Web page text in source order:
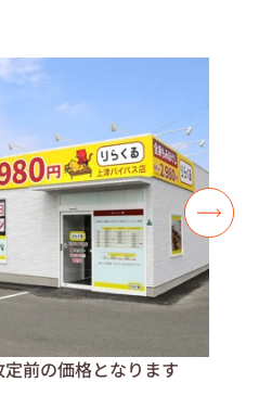
る
前の価格となります